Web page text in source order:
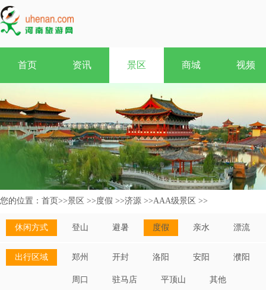
首页 资讯 景区 商城 视频
您的位置： 首页>>景区 >>度假 >>济源 >>AAA级景区 >>
休闲方式 登山 避暑 度假 亲水 漂流
出行区域 郑州 开封 洛阳 安阳 濮阳
周口 驻马店 平顶山 其他